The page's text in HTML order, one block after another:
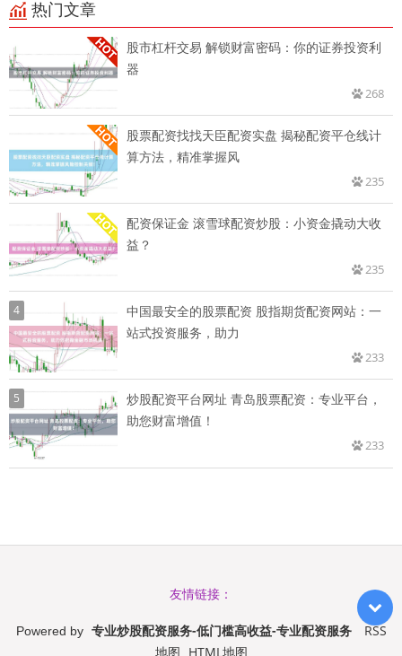
热门文章
股市杠杆交易 解锁财富密码：你的证券投资利
器
268
股票配资找找天臣配资实盘 揭秘配资平仓线计
算方法，精准掌握风
235
配资保证金 滚雪球配资炒股：小资金撬动大收
益？
235
4
中国最安全的股票配资 股指期货配资网站：一
站式投资服务，助力
233
5
炒股配资平台网址 青岛股票配资：专业平台，
助您财富增值！
233
友情链接：
Powered by 专业炒股配资服务-低门槛高收益-专业配资服务
RSS
地图 HTML地图